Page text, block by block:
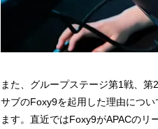
また、グループステージ第1戦、
サブのFoxy9を起用した理由につ
ます。直近ではFoxy9がAPACのリ